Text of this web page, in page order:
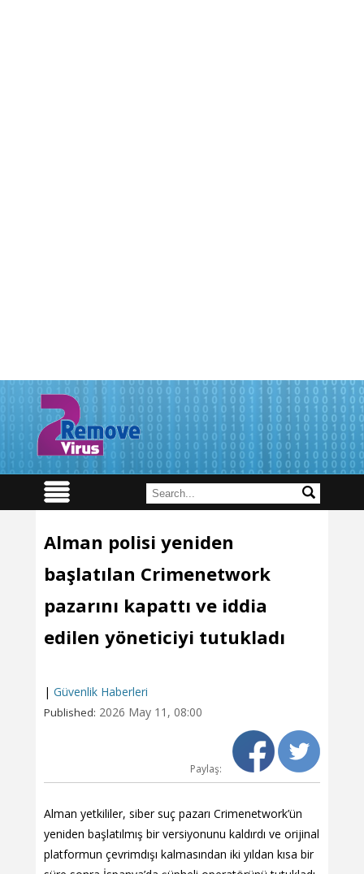
Alman polisi yeniden
başlatılan Crimenetwork
pazarını kapattı ve iddia
edilen yöneticiyi tutukladı
| Güvenlik Haberleri
Published: 2026 May 11, 08:00
Paylaş:
Alman yetkililer, siber suç pazarı Crimenetwork’ün
yeniden başlatılmış bir versiyonunu kaldırdı ve orijinal
platformun çevrimdışı kalmasından iki yıldan kısa bir